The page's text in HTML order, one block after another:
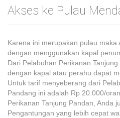
Akses ke Pulau
Karena ini merupakan pulau maka
dengan menggunakan kapal
Dari Pelabuhan Perikanan
dengan kapal atau perahu dapat
Untuk tarif menyeberang dari
Pandang ini adalah Rp 20.000/
Perikanan Tanjung Pandan, Anda
Pengantungan yang lebih cepat